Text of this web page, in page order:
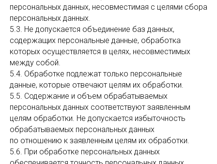
персональных данных, несовместимая с целями сбора
персональных данных.
5.3. Не допускается объединение баз данных,
содержащих персональные данные, обработка
которых осуществляется в целях, несовместимых
между собой.
5.4. Обработке подлежат только персональные
данные, которые отвечают целям их обработки.
5.5. Содержание и объем обрабатываемых
персональных данных соответствуют заявленным
целям обработки. Не допускается избыточность
обрабатываемых персональных данных
по отношению к заявленным целям их обработки.
5.6. При обработке персональных данных